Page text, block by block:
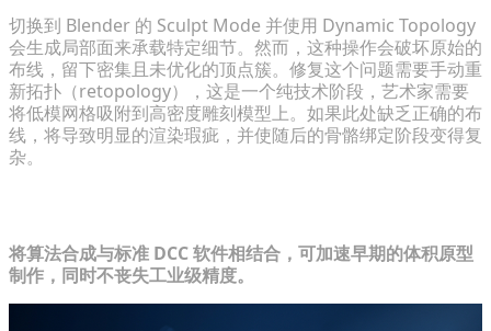
切换到 Blender 的 Sculpt Mode 并使用 Dynamic Topology
会生成局部面来承载特定细节。然而，这种操作会破坏原始的
布线，留下密集且未优化的顶点簇。修复这个问题需要手动重
新拓扑（retopology），这是一个纯技术阶段，艺术家需要
将低模网格吸附到高密度雕刻模型上。如果此处缺乏正确的布
线，将导致明显的渲染瑕疵，并使随后的骨骼绑定阶段变得复
杂。
将算法合成与标准 DCC 软件相结合，可加速早期的体积原型
制作，同时不丧失工业级精度。